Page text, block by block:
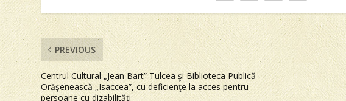
PREVIOUS
Centrul Cultural „Jean Bart” Tulcea şi Biblioteca Publică
Orăşenească „Isaccea”, cu deficienţe la acces pentru
persoane cu dizabilităţi